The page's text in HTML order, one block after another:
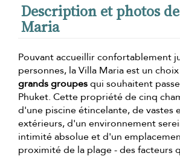
Description et photos
Maria
Pouvant accueillir confortablement
personnes, la Villa Maria est un
grands groupesqui souhaitent
Phuket. Cette propriété de cinq
d'une piscine étincelante, de vastes
extérieurs, d'un environnement
intimité absolue et d'un
proximité de la plage - des facteurs